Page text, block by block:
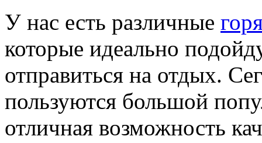
У нас есть различные
которые идеально
отправиться на отдых.
пользуются большой
отличная возможность